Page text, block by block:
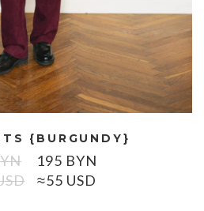
{BURGUNDY}
195 BYN
≈55 USD